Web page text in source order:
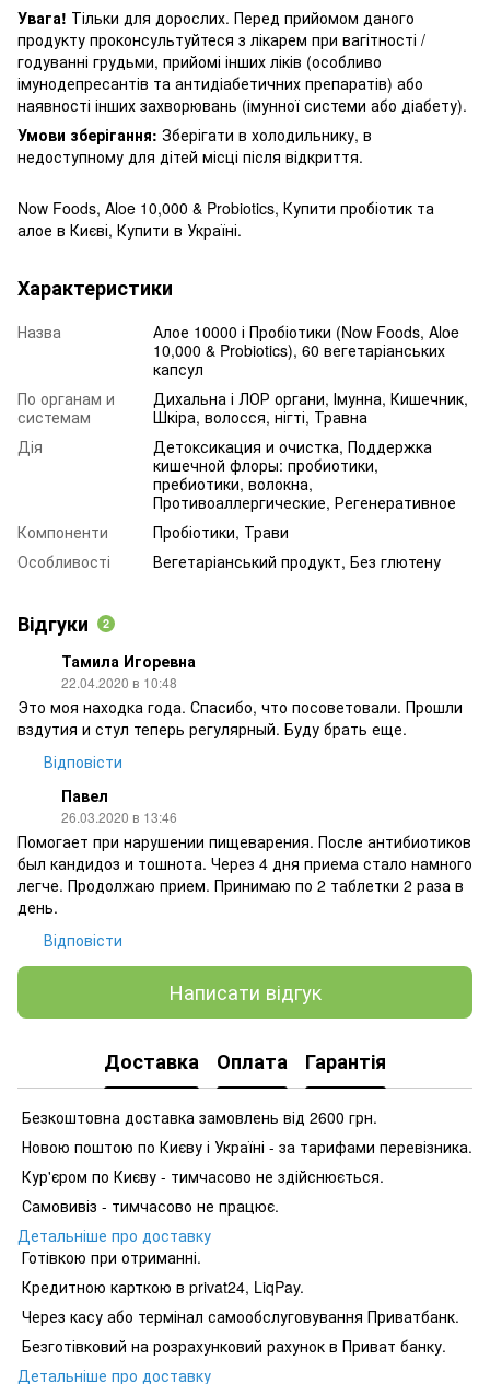
Увага! Тільки для дорослих. Перед прийомом даного
продукту проконсультуйтеся з лікарем при вагітності /
годуванні грудьми, прийомі інших ліків (особливо
імунодепресантів та антидіабетичних препаратів) або
наявності інших захворювань (імунної системи або діабету).
Умови зберігання: Зберігати в холодильнику, в
недоступному для дітей місці після відкриття.
Now Foods, Aloe 10,000 & Probiotics, Купити пробіотик та
алое в Києві, Купити в Україні.
Характеристики
Назва
Алое 10000 і Пробіотики (Now Foods, Aloe
10,000 & Probiotics), 60 вегетаріанських
капсул
По органам и
системам
Дихальна і ЛОР органи, Імунна, Кишечник,
Шкіра, волосся, нігті, Травна
Дія
Детоксикация и очистка, Поддержка
кишечной флоры: пробиотики,
пребиотики, волокна,
Противоаллергические, Регенеративное
Компоненти
Пробіотики, Трави
Особливості
Вегетаріанський продукт, Без глютену
Відгуки 2
Тамила Игоревна
22.04.2020 в 10:48
Это моя находка года. Спасибо, что посоветовали. Прошли
вздутия и стул теперь регулярный. Буду брать еще.
Відповісти
Павел
26.03.2020 в 13:46
Помогает при нарушении пищеварения. После антибиотиков
был кандидоз и тошнота. Через 4 дня приема стало намного
легче. Продолжаю прием. Принимаю по 2 таблетки 2 раза в
день.
Відповісти
Написати відгук
Доставка Оплата Гарантія
Безкоштовна доставка замовлень від 2600 грн.
Новою поштою по Києву і Україні - за тарифами перевізника.
Кур'єром по Києву - тимчасово не здійснюється.
Самовивіз - тимчасово не працює.
Детальніше про доставку
Готівкою при отриманні.
Кредитною карткою в privat24, LiqPay.
Через касу або термінал самообслуговування Приватбанк.
Безготівковий на розрахунковий рахунок в Приват банку.
Детальніше про доставку